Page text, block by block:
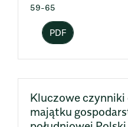
59-65
PDF
Kluczowe
majątku